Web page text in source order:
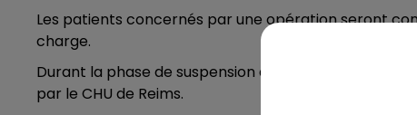
Les patients concernés par une opération seront
charge.
Durant la phase de suspension de l’activité, une
par le CHU de Reims.